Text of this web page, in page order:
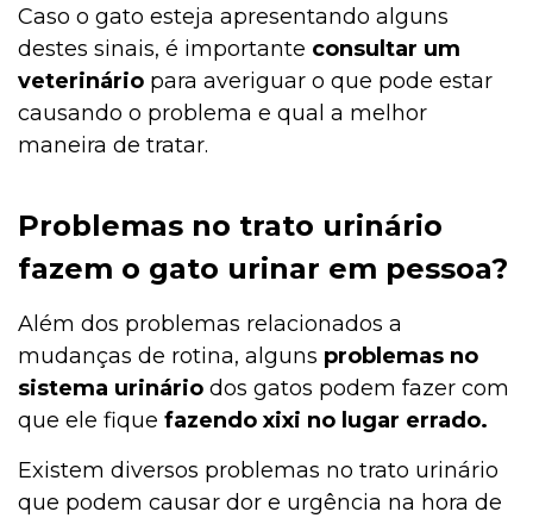
Caso o gato esteja apresentando alguns
destes sinais, é importante consultar um
veterinário para averiguar o que pode estar
causando o problema e qual a melhor
maneira de tratar.
Problemas no trato urinário
fazem o gato urinar em pessoa?
Além dos problemas relacionados a
mudanças de rotina, alguns problemas no
sistema urinário dos gatos podem fazer com
que ele fique fazendo xixi no lugar errado.
Existem diversos problemas no trato urinário
que podem causar dor e urgência na hora de